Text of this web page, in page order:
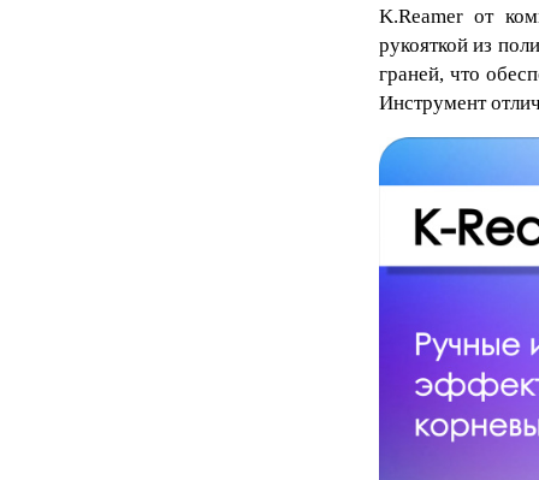
K.Reamer от
рукояткой из
граней, что
Инструмент